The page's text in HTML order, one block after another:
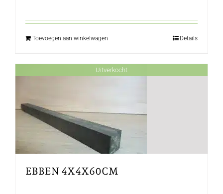
Toevoegen aan winkelwagen Details
Uitverkocht
EBBEN 4X4X60CM